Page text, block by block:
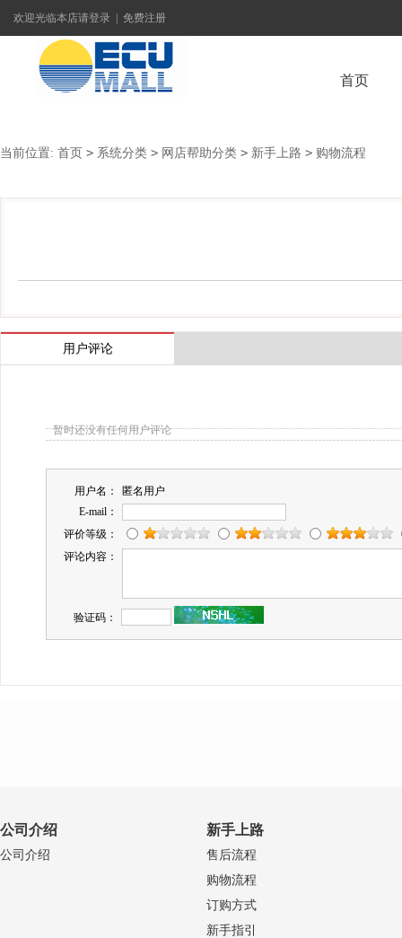
欢迎光临本店请登录 免费注册
首页
当前位置: 首页 > 系统分类 > 网店帮助分类 > 新手上路 > 购物流程
用户评论
暂时还没有任何用户评论
用户名：
匿名用户
E-mail：
评价等级：
评论内容：
验证码：
公司介绍
公司介绍
新手上路
售后流程
购物流程
订购方式
新手指引